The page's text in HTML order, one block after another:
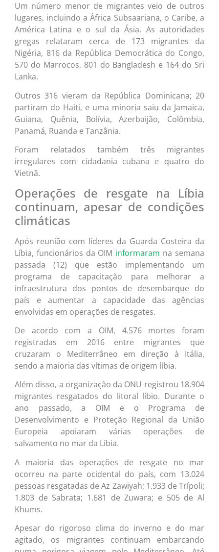
Um número menor de migrantes veio de outros
lugares, incluindo a África Subsaariana, o Caribe, a
América Latina e o sul da Ásia. As autoridades
gregas relataram cerca de 173 migrantes da
Nigéria, 816 da República Democrática do Congo,
570 do Marrocos, 801 do Bangladesh e 164 do Sri
Lanka.
Outros 316 vieram da República Dominicana; 20
partiram do Haiti, e uma minoria saiu da Jamaica,
Guiana, Quênia, Bolívia, Azerbaijão, Colômbia,
Panamá, Ruanda e Tanzânia.
Foram relatados também três migrantes
irregulares com cidadania cubana e quatro do
Vietnã.
Operações de resgate na Líbia
continuam, apesar de condições
climáticas
Após reunião com líderes da Guarda Costeira da
Líbia, funcionários da OIM informaram na semana
passada (12) que estão implementando um
programa de capacitação para melhorar a
infraestrutura dos pontos de desembarque do
país e aumentar a capacidade das agências
envolvidas em operações de resgates.
De acordo com a OIM, 4.576 mortes foram
registradas em 2016 entre migrantes que
cruzaram o Mediterrâneo em direção à Itália,
sendo a maioria das vítimas de origem líbia.
Além disso, a organização da ONU registrou 18.904
migrantes resgatados do litoral líbio. Durante o
ano passado, a OIM e o Programa de
Desenvolvimento e Proteção Regional da União
Europeia apoiaram várias operações de
salvamento no mar da Líbia.
A maioria das operações de resgate no mar
ocorreu na parte ocidental do país, com 13.024
pessoas resgatadas de Az Zawiyah; 1.933 de Trípoli;
1.803 de Sabrata; 1.681 de Zuwara; e 505 de Al
Khums.
Apesar do rigoroso clima do inverno e do mar
agitado, os migrantes continuam embarcando